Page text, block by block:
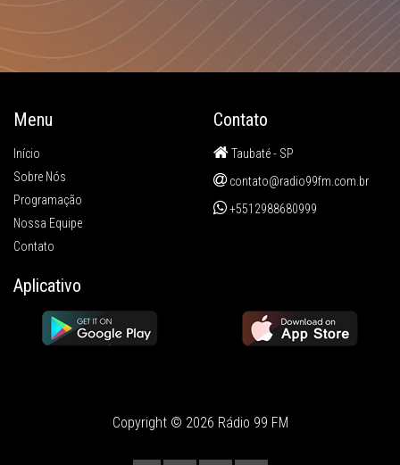
Menu
Início
Sobre Nós
Programação
Nossa Equipe
Contato
Contato
Taubaté - SP
contato@radio99fm.com.br
+5512988680999
Aplicativo
Copyright © 2026 Rádio 99 FM